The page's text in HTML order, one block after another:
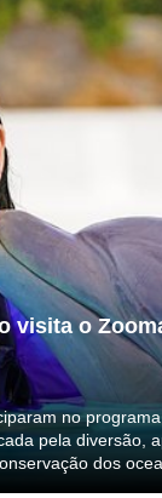
visita o
no
pela diversão,
dos